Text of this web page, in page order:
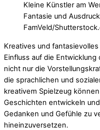
Kleine Künstler am
Fantasie und
FamVeld/
Kreatives und
Einfluss auf die
nicht nur die
die sprachlichen und
kreativem Spielzeug
Geschichten entwickeln
Gedanken und Gefühle zu
hineinzuversetzen.